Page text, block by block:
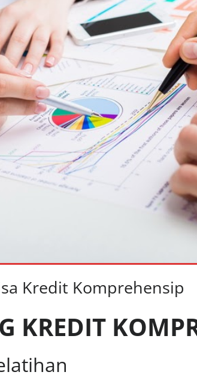
Kredit Komprehensip
KREDIT